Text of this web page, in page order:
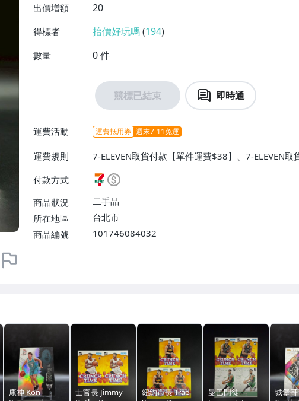
出價增額
20
得標者 抬價好玩嗎 (194)
數量 0件
競標已結束 即時通
運費活動 運費抵用券 週末7-11免運
運費規則
7-ELEVEN取貨付款【單件運費$38】、7-ELEVEN取
$38】、郵局掛號【單件運費$50】、面交/自取/不寄
付款方式
商品狀況
二手品
所在地區
台北市
商品編號
101746084032
康神 Kon
士官長 Jimmy
紐約市長 Trae
曼巴門徒
城堡